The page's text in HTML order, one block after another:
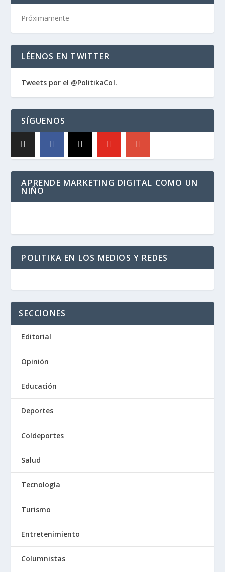
Próximamente
LÉENOS EN TWITTER
Tweets por el @PolitikaCol.
SÍGUENOS
APRENDE MARKETING DIGITAL COMO UN
NIÑO
POLITIKA EN LOS MEDIOS Y REDES
SECCIONES
Editorial
Opinión
Educación
Deportes
Coldeportes
Salud
Tecnología
Turismo
Entretenimiento
Columnistas